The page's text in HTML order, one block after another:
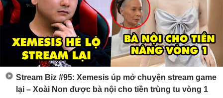
Stream Biz #95: Xemesis úp mở chuyện stream game
lại – Xoài Non được bà nội cho tiền trùng tu vòng 1